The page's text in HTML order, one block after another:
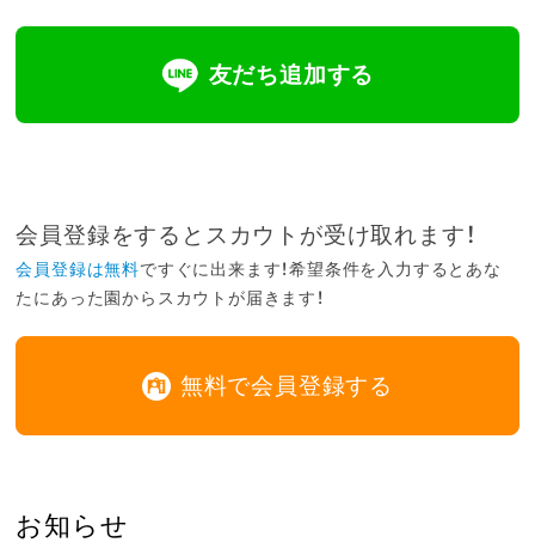
友だち追加する
会員登録をするとスカウトが受け取れます！
会員登録は無料ですぐに出来ます！希望条件を入力するとあな
たにあった園からスカウトが届きます！
無料で会員登録する
お知らせ